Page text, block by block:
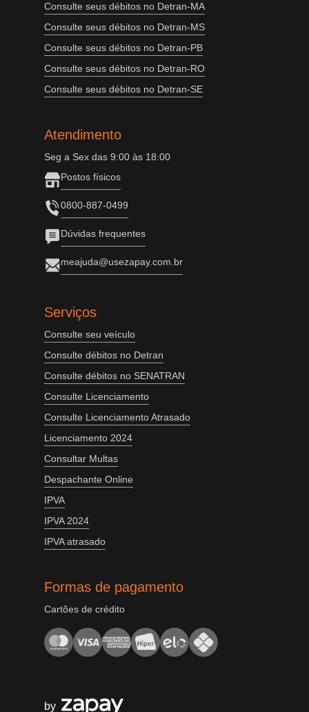
Consulte seus débitos no Detran-MA
Consulte seus débitos no Detran-MS
Consulte seus débitos no Detran-PB
Consulte seus débitos no Detran-RO
Consulte seus débitos no Detran-SE
Atendimento
Seg a Sex das 9:00 às 18:00
Postos físicos
0800-887-0499
Dúvidas frequentes
meajuda@usezapay.com.br
Serviços
Consulte seu veículo
Consulte débitos no Detran
Consulte débitos no SENATRAN
Consulte Licenciamento
Consulte Licenciamento Atrasado
Licenciamento 2024
Consultar Multas
Despachante Online
IPVA
IPVA 2024
IPVA atrasado
Formas de pagamento
Cartões de crédito
by